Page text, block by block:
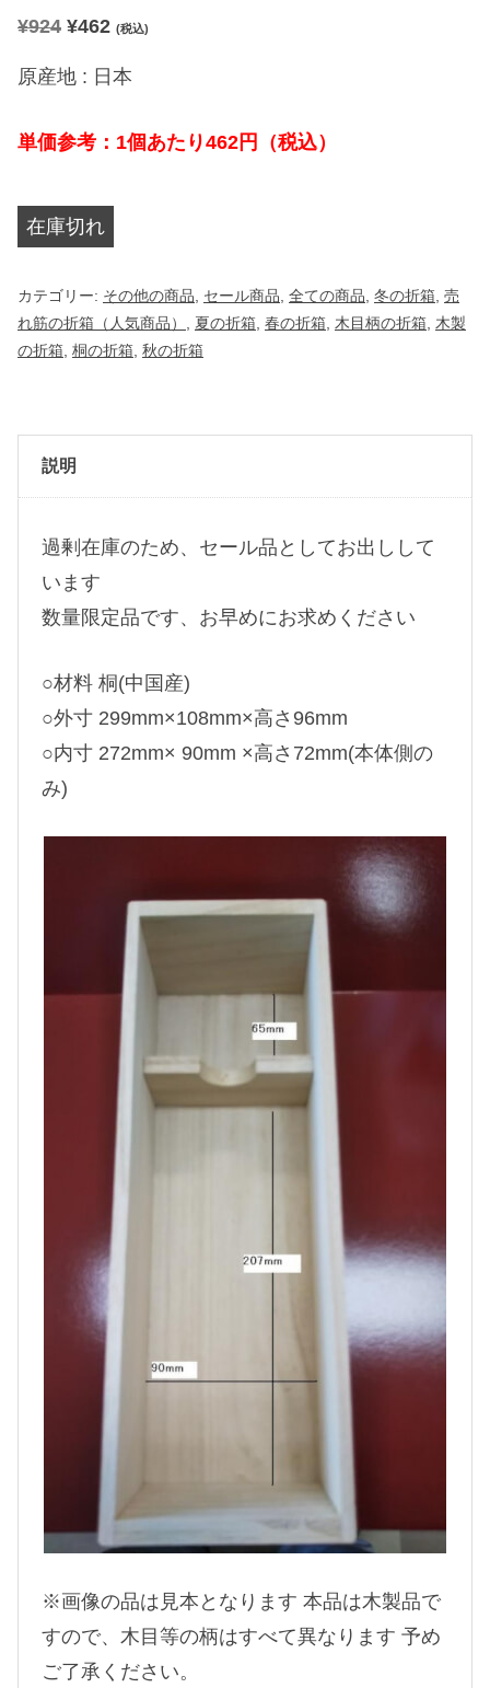
¥924 元
格
¥
9
4
で
¥462現
価
は
6
2
(税込)
原産地 : 日本
単価参考：1個あたり462円（税込）
在庫切れ
カテゴリー: その他の商品, セール商品, 全ての商品, 冬の折箱, 売
れ筋の折箱（人気商品） , 夏の折箱, 春の折箱, 木目柄の折箱, 木製
の折箱, 桐の折箱, 秋の折箱
説明
過剰在庫のため、セール品としてお出しして
います
数量限定品です、お早めにお求めください
○材料 桐(中国産)
○外寸 299mm×108mm×高さ96mm
○内寸 272mm× 90mm ×高さ72mm(本体側の
み)
※画像の品は見本となります 本品は木製品で
すので、木目等の柄はすべて異なります 予め
ご了承ください。